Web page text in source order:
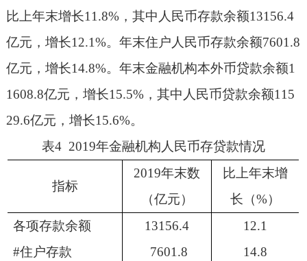
比上年末增长11.8%，其中人民币存款余额13156.4
亿元，增长12.1%。年末住户人民币存款余额7601.8
亿元，增长14.8%。年末金融机构本外币贷款余额1
1608.8亿元，增长15.5%，其中人民币贷款余额115
29.6亿元，增长15.6%。
表4 2019年金融机构人民币存贷款情况
指标
2019年末数
（亿元）
比上年末增
长（%）
各项存款余额
13156.4
12.1
#住户存款 7601.8
14.8